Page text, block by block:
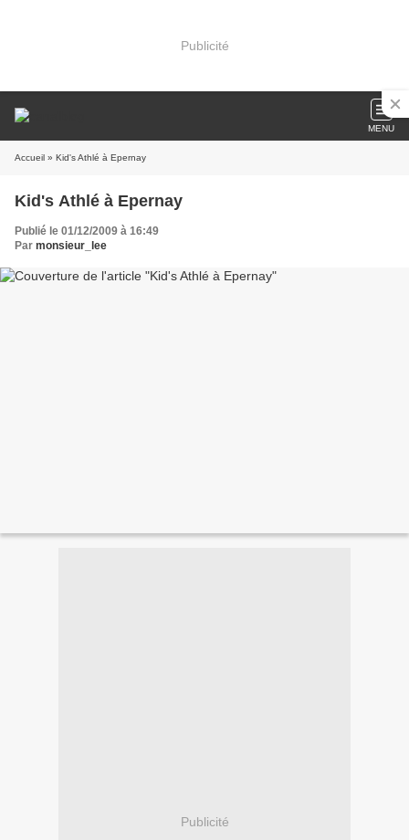
Publicité
MENU
Accueil » Kid's Athlé à Epernay
Kid's Athlé à Epernay
Publié le 01/12/2009 à 16:49
Par monsieur_lee
Publicité